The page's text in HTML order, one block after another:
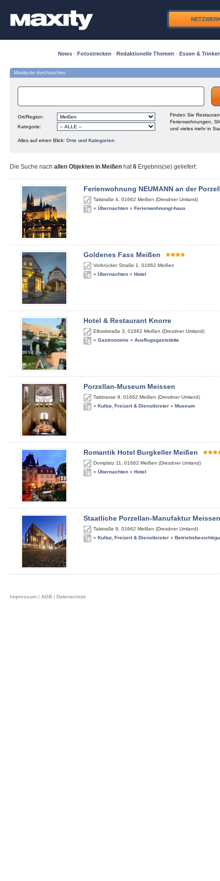
News · Fotostrecken · Redaktionelle Themen · Essen &
Maxity.de durchsuchen
Ort/Region:
Kategorie:
Finden Sie
Ferienwohnungen,
und vieles mehr in
Alles auf einen Blick: Orte und Kategorien
Die Suche nach allen Objekten in Meißen hat6 Ergebnis(se) geliefert:
Ferienwohnung NEUMANN an der
Talstraße 4 01662 Meißen (Dresdner Umland)
» Übernachten » Ferienwohnung/-haus
Goldenes Fass Meißen
Vorbrücker Straße 1 01662 Meißen
» Übernachten » Hotel
Hotel & Restaurant Knorre
Elbtalstraße 3 01662 Meißen (Dresdner Umland)
» Gastronomie » Ausflugsgaststätte
Porzellan-Museum Meissen
Talstrasse 9 01662 Meißen (Dresdner Umland)
» Kultur, Freizeit & Dienstleister » Museum
Romantik Hotel Burgkeller Meißen
Domplatz 11 01662 Meißen (Dresdner Umland)
» Übernachten » Hotel
Staatliche Porzellan-Manufaktur Meissen
Talstraße 9 01662 Meißen (Dresdner Umland)
» Kultur, Freizeit & Dienstleister »
Impressum | AGB | Datenschutz